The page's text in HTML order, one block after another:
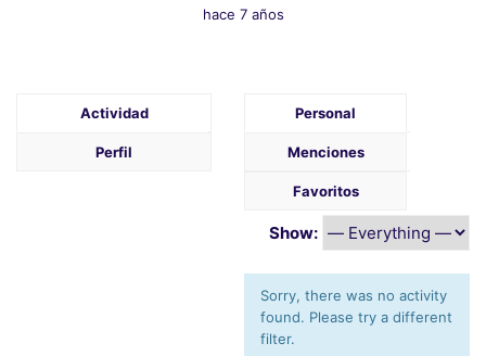
hace 7 años
Actividad
Perfil
Personal
Menciones
Favoritos
Show:
Sorry, there was no activity
found. Please try a different
filter.